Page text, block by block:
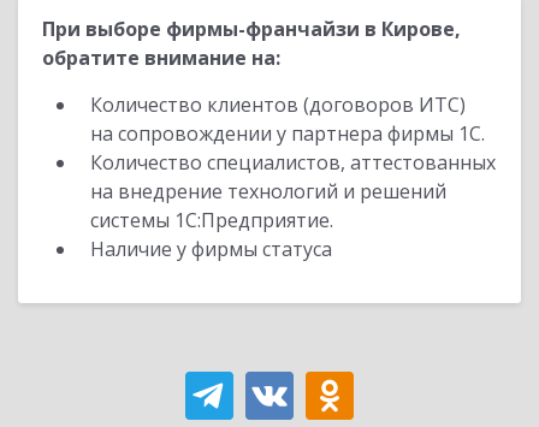
При выборе фирмы-франчайзи в Кирове,
обратите внимание на:
Количество клиентов (договоров ИТС)
на сопровождении у партнера фирмы 1С.
Количество специалистов, аттестованных
на внедрение технологий и решений
системы 1С:Предприятие.
Наличие у фирмы статуса